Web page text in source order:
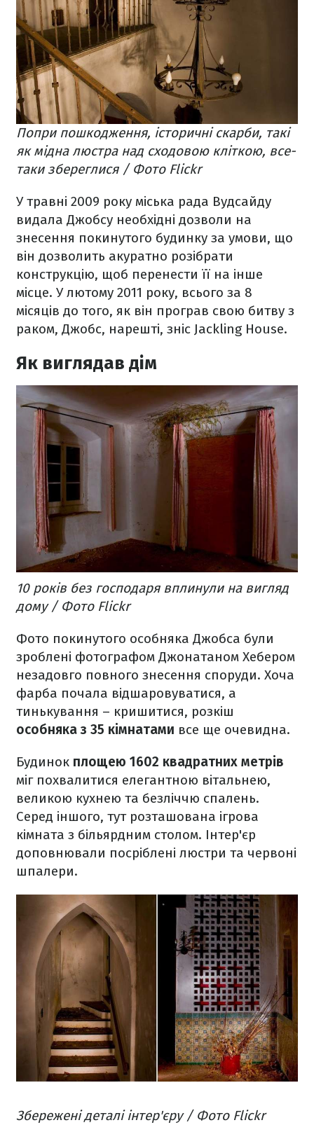
Попри пошкодження, історичні скарби, такі
як мідна люстра над сходовою кліткою, все-
таки збереглися / Фото Flickr
У травні 2009 року міська рада Вудсайду
видала Джобсу необхідні дозволи на
знесення покинутого будинку за умови, що
він дозволить акуратно розібрати
конструкцію, щоб перенести її на інше
місце. У лютому 2011 року, всього за 8
місяців до того, як він програв свою битву з
раком, Джобс, нарешті, зніс Jackling House.
Як виглядав дім
10 років без господаря вплинули на вигляд
дому / Фото Flickr
Фото покинутого особняка Джобса були
зроблені фотографом Джонатаном Хебером
незадовго повного знесення споруди. Хоча
фарба почала відшаровуватися, а
тинькування – кришитися, розкіш
особняка з 35 кімнатами все ще очевидна.
Будинок площею 1602 квадратних метрів
міг похвалитися елегантною вітальнею,
великою кухнею та безліччю спалень.
Серед іншого, тут розташована ігрова
кімната з більярдним столом. Інтер'єр
доповнювали посріблені люстри та червоні
шпалери.
Збережені деталі інтер'єру / Фото Flickr